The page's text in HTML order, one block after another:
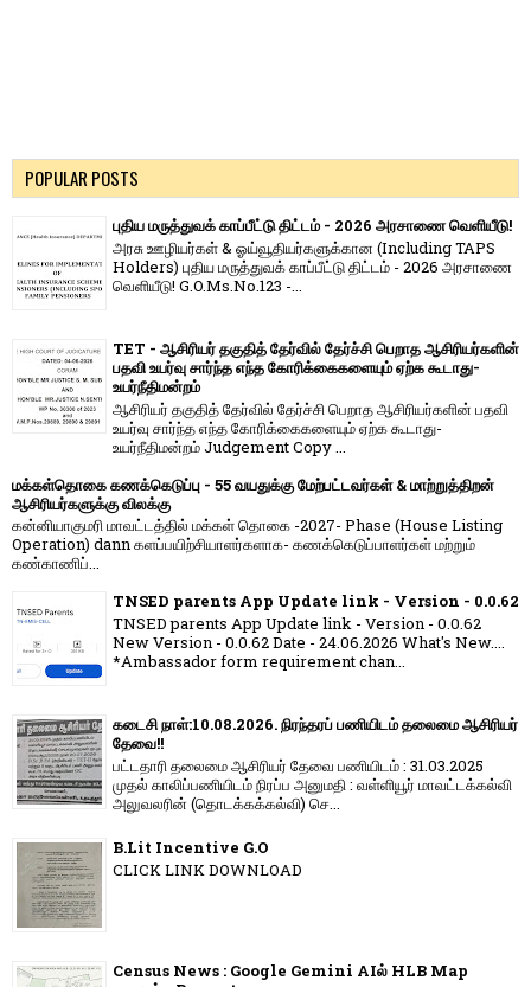
POPULAR POSTS
புதிய மருத்துவக் காப்பீட்டு திட்டம் - 2026 அரசாணை வெளியீடு!
அரசு ஊழியர்கள் & ஓய்வூதியர்களுக்கான (Including TAPS
Holders) புதிய மருத்துவக் காப்பீட்டு திட்டம் - 2026 அரசாணை
வெளியீடு! G.O.Ms.No.123 -...
TET - ஆசிரியர் தகுதித் தேர்வில் தேர்ச்சி பெறாத ஆசிரியர்களின்
பதவி உயர்வு சார்ந்த எந்த கோரிக்கைகளையும் ஏற்க கூடாது-
உயர்நீதிமன்றம்
ஆசிரியர் தகுதித் தேர்வில் தேர்ச்சி பெறாத ஆசிரியர்களின் பதவி
உயர்வு சார்ந்த எந்த கோரிக்கைகளையும் ஏற்க கூடாது-
உயர்நீதிமன்றம் Judgement Copy ...
மக்கள்தொகை கணக்கெடுப்பு - 55 வயதுக்கு மேற்பட்டவர்கள் & மாற்றுத்திறன்
ஆசிரியர்களுக்கு விலக்கு
கன்னியாகுமரி மாவட்டத்தில் மக்கள் தொகை -2027- Phase (House Listing
Operation) dann களப்பயிற்சியாளர்களாக- கணக்கெடுப்பாளர்கள் மற்றும்
கண்காணிப்...
TNSED parents App Update link - Version - 0.0.62
TNSED parents App Update link - Version - 0.0.62
New Version - 0.0.62 Date - 24.06.2026 What's New....
*Ambassador form requirement chan...
கடைசி நாள்:10.08.2026. நிரந்தரப் பணியிடம் தலைமை ஆசிரியர்
தேவை!!
பட்டதாரி தலைமை ஆசிரியர் தேவை பணியிடம் : 31.03.2025
முதல் காலிப்பணியிடம் நிரப்ப அனுமதி : வள்ளியூர் மாவட்டக்கல்வி
அலுவலரின் (தொடக்கக்கல்வி) செ...
B.Lit Incentive G.O
CLICK LINK DOWNLOAD
Census News : Google Gemini AIல் HLB Map